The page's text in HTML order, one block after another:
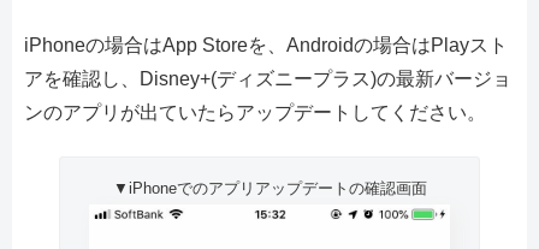
iPhoneの場合はApp Storeを、Androidの場合はPlayスト
アを確認し、Disney+(ディズニープラス)の最新バージョ
ンのアプリが出ていたらアップデートしてください。
▼iPhoneでのアプリアップデートの確認画面